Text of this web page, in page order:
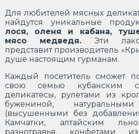
Для любителей мясных
найдутся уникальные
лося, оленя и кабана,
мясо медведя. Эти
представит производитель
душе настоящим гурманам.
Каждый посетитель сможет
свою семью кубанским
деликатесы, рулетами из
бужениной,
(высушенными без
Камчатки, алтайским
разнотравья, конфетами